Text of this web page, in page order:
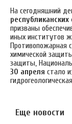
На сегодняшний
призваны
иных институтов
Противопожарная
химической
защиты,
30 апреля стало
Еще новости